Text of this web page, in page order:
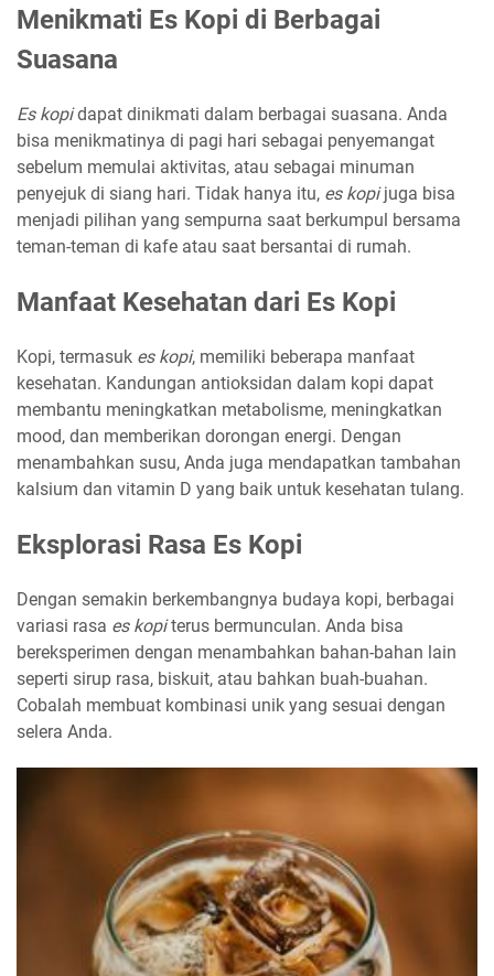
Menikmati Es Kopi di Berbagai
Suasana
Es kopidapat dinikmati dalam berbagai suasana. Anda
bisa menikmatinya di pagi hari sebagai penyemangat
sebelum memulai aktivitas, atau sebagai minuman
penyejuk di siang hari. Tidak hanya itu, es kopijuga bisa
menjadi pilihan yang sempurna saat berkumpul bersama
teman-teman di kafe atau saat bersantai di rumah.
Manfaat Kesehatan dari Es Kopi
Kopi, termasuk es kopi, memiliki beberapa manfaat
kesehatan. Kandungan antioksidan dalam kopi dapat
membantu meningkatkan metabolisme, meningkatkan
mood, dan memberikan dorongan energi. Dengan
menambahkan susu, Anda juga mendapatkan tambahan
kalsium dan vitamin D yang baik untuk kesehatan tulang.
Eksplorasi Rasa Es Kopi
Dengan semakin berkembangnya budaya kopi, berbagai
variasi rasa es kopiterus bermunculan. Anda bisa
bereksperimen dengan menambahkan bahan-bahan lain
seperti sirup rasa, biskuit, atau bahkan buah-buahan.
Cobalah membuat kombinasi unik yang sesuai dengan
selera Anda.